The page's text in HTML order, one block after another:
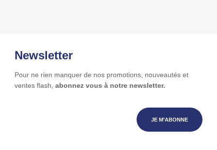
Newsletter
Pour ne rien manquer de nos promotions, nouveautés et
ventes flash, abonnez vous à notre newsletter.
JE M’ABONNE